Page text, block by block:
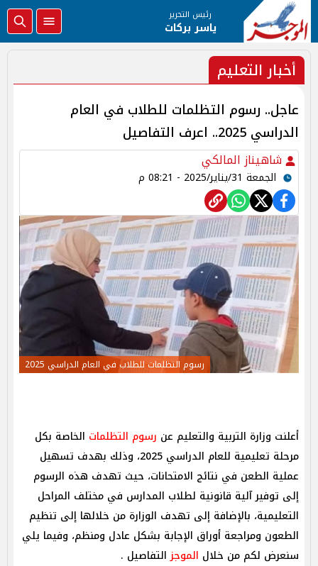
رئيس التحرير
ياسر بركات
أخبار التعليم
عاجل.. رسوم التظلمات للطلاب في العام
الدراسي 2025.. اعرف التفاصيل
شاهيناز المالكي
الجمعة 31/يناير/2025 - 08:21 م
رسوم التظلمات للطلاب في العام الدراسي 2025
أعلنت وزارة التربية والتعليم عن رسوم التظلمات الخاصة بكل
مرحلة تعليمية للعام الدراسي 2025، وذلك بهدف تسهيل
عملية الطعن في نتائج الامتحانات، حيث تهدف هذه الرسوم
إلى توفير آلية قانونية لطلاب المدارس في مختلف المراحل
التعليمية، بالإضافة إلى تهدف الوزارة من خلالها إلى تنظيم
الطعون ومراجعة أوراق الإجابة بشكل عادل ومنظم، وفيما يلي
سنعرض لكم من خلال الموجزالتفاصيل .